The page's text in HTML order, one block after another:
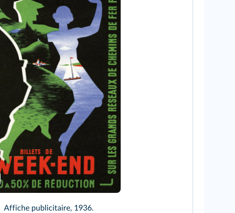
Coll. IM/Kharbine-Tapabor
Affiche publicitaire, 1936.